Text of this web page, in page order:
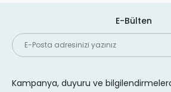
E-Bülten
Kampanya, duyuru ve